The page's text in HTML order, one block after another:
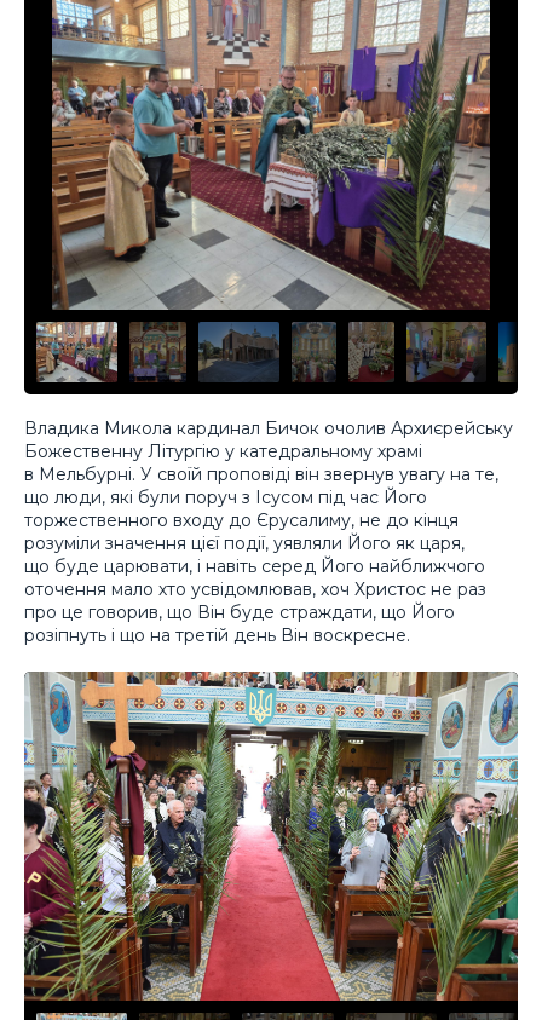
Владика Микола кардинал Бичок очолив Архиєрейську
Божественну Літургію у катедральному храмі
в Мельбурні. У своїй проповіді він звернув увагу на те,
що люди, які були поруч з Ісусом під час Його
торжественного входу до Єрусалиму, не до кінця
розуміли значення цієї події, уявляли Його як царя,
що буде царювати, і навіть серед Його найближчого
оточення мало хто усвідомлював, хоч Христос не раз
про це говорив, що Він буде страждати, що Його
розіпнуть і що на третій день Він воскресне.